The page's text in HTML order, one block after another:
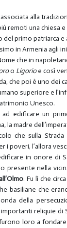
alla
remoti una chiesa
del primo patriarca e
in Armenia agli
che in
o Ligorioe così
che poi è uno dei
superiore e
Unesco.
ad edificare un
la madre
che sulla Strada
i poveri, l’allora
in onore di
presente nella
. Fu lì che
basiliane che
della
reliquie di
loro a